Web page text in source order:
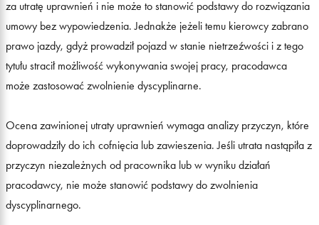
za utratę uprawnień i nie może to stanowić podstawy do rozwiązania
umowy bez wypowiedzenia. Jednakże jeżeli temu kierowcy zabrano
prawo jazdy, gdyż prowadził pojazd w stanie nietrzeźwości i z tego
tytułu stracił możliwość wykonywania swojej pracy, pracodawca
może zastosować zwolnienie dyscyplinarne.
Ocena zawinionej utraty uprawnień wymaga analizy przyczyn, które
doprowadziły do ich cofnięcia lub zawieszenia. Jeśli utrata nastąpiła z
przyczyn niezależnych od pracownika lub w wyniku działań
pracodawcy, nie może stanowić podstawy do zwolnienia
dyscyplinarnego.